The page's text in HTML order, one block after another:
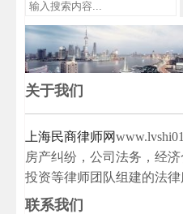
关于我们
上海民商律师网
房产纠纷，公司法务，经
投资等律师团队组建的法律
联系我们